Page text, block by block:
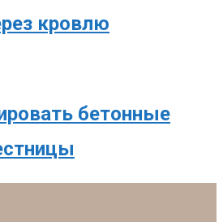
кровлю
бетонные